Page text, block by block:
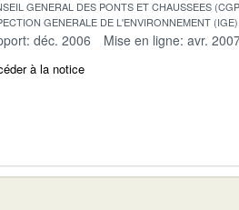
GENERAL DES PONTS ET CHAUSSEES
GENERALE DE L'ENVIRONNEMENT (IGE)
déc. 2006 Mise en ligne: avr.
à la notice